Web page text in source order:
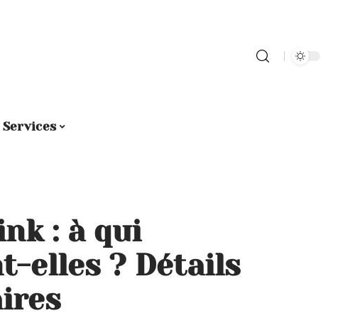
Services
: à qui
elles ? Détails